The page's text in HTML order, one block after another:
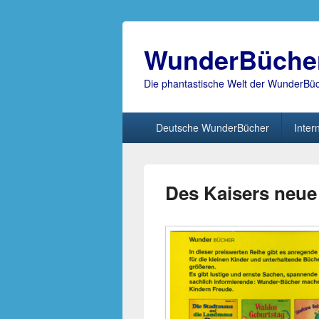
Die phantastische Welt der
Deutsche WunderBücher
Des Kaisers